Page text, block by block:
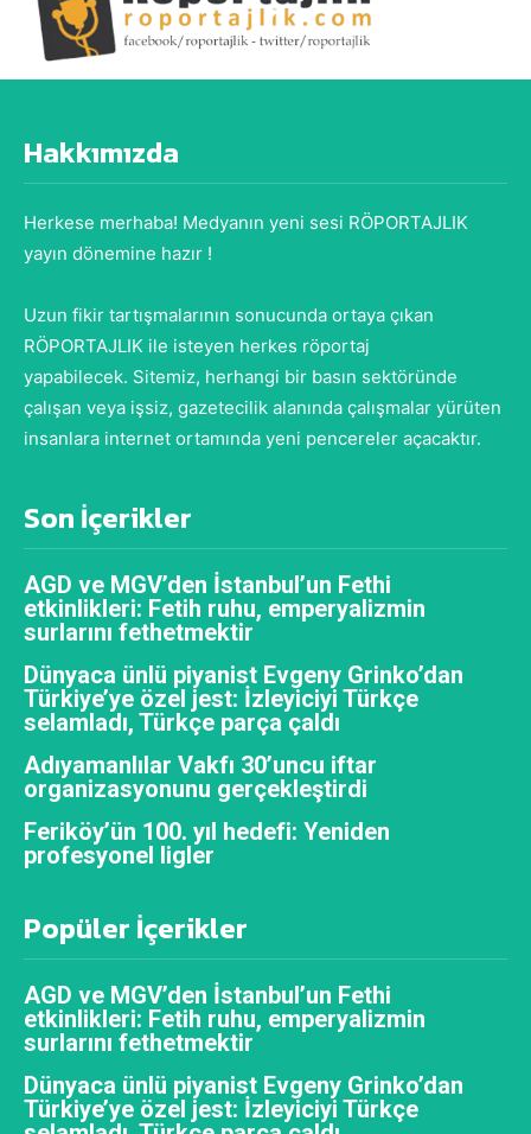
Hakkımızda
Herkese merhaba! Medyanın yeni sesi RÖPORTAJLIK
yayın dönemine hazır !
Uzun fikir tartışmalarının sonucunda ortaya çıkan
RÖPORTAJLIK ile isteyen herkes röportaj
yapabilecek. Sitemiz, herhangi bir basın sektöründe
çalışan veya işsiz, gazetecilik alanında çalışmalar yürüten
insanlara internet ortamında yeni pencereler açacaktır.
Son İçerikler
AGD ve MGV’den İstanbul’un Fethi
etkinlikleri: Fetih ruhu, emperyalizmin
surlarını fethetmektir
Dünyaca ünlü piyanist Evgeny Grinko’dan
Türkiye’ye özel jest: İzleyiciyi Türkçe
selamladı, Türkçe parça çaldı
Adıyamanlılar Vakfı 30’uncu iftar
organizasyonunu gerçekleştirdi
Feriköy’ün 100. yıl hedefi: Yeniden
profesyonel ligler
Popüler İçerikler
AGD ve MGV’den İstanbul’un Fethi
etkinlikleri: Fetih ruhu, emperyalizmin
surlarını fethetmektir
Dünyaca ünlü piyanist Evgeny Grinko’dan
Türkiye’ye özel jest: İzleyiciyi Türkçe